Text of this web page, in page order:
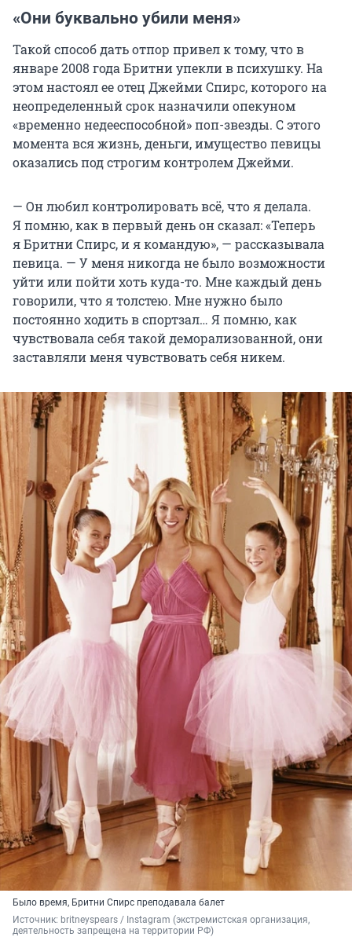
«Они буквально убили меня»
Такой способ дать отпор привел к тому, что в
январе 2008 года Бритни упекли в психушку. На
этом настоял ее отец Джейми Спирс, которого на
неопределенный срок назначили опекуном
«временно недееспособной» поп-звезды. С этого
момента вся жизнь, деньги, имущество певицы
оказались под строгим контролем Джейми.
— Он любил контролировать всё, что я делала.
Я помню, как в первый день он сказал: «Теперь
я Бритни Спирс, и я командую», — рассказывала
певица. — У меня никогда не было возможности
уйти или пойти хоть куда-то. Мне каждый день
говорили, что я толстею. Мне нужно было
постоянно ходить в спортзал… Я помню, как
чувствовала себя такой деморализованной, они
заставляли меня чувствовать себя никем.
Было время, Бритни Спирс преподавала балет
Источник: britneyspears / Instagram (экстремистская организация,
деятельность запрещена на территории РФ)